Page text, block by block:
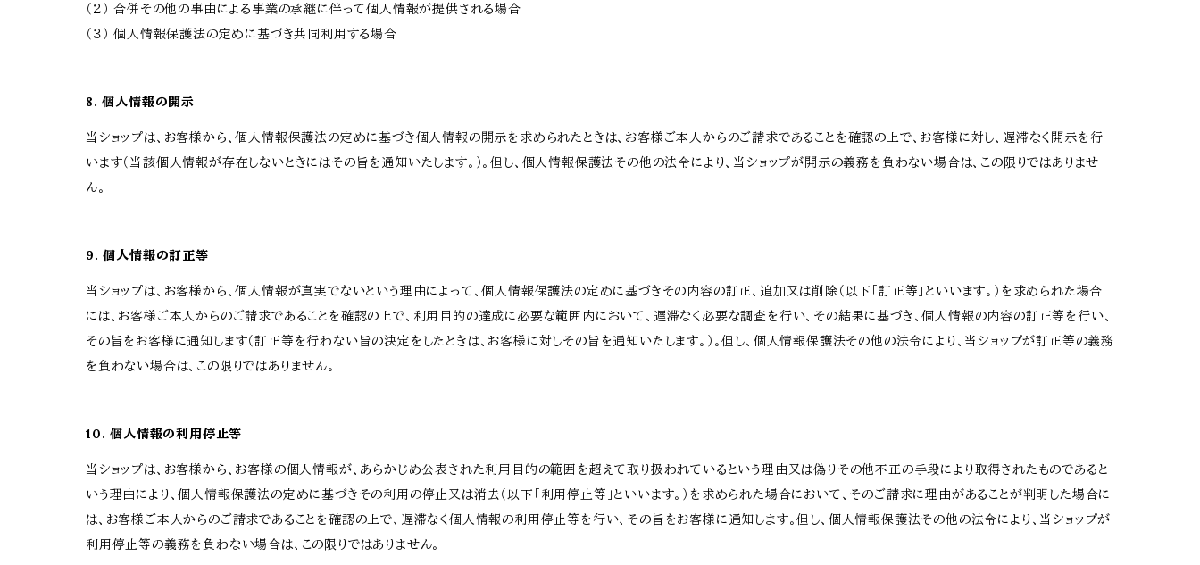
（２） 合併その他の事由による事業の承継に伴って個人情報が提供される場合
（３） 個人情報保護法の定めに基づき共同利用する場合
8. 個人情報の開示
当ショップは、お客様から、個人情報保護法の定めに基づき個人情報の開示を求められたときは、お客様ご本人からのご請求であることを確認の上で、お客様に対し、遅滞なく開示を行
います（当該個人情報が存在しないときにはその旨を通知いたします。）。但し、個人情報保護法その他の法令により、当ショップが開示の義務を負わない場合は、この限りではありませ
ん。
9. 個人情報の訂正等
当ショップは、お客様から、個人情報が真実でないという理由によって、個人情報保護法の定めに基づきその内容の訂正、追加又は削除（以下「訂正等」といいます。）を求められた場合
には、お客様ご本人からのご請求であることを確認の上で、利用目的の達成に必要な範囲内において、遅滞なく必要な調査を行い、その結果に基づき、個人情報の内容の訂正等を行い、
その旨をお客様に通知します（訂正等を行わない旨の決定をしたときは、お客様に対しその旨を通知いたします。）。但し、個人情報保護法その他の法令により、当ショップが訂正等の義務
を負わない場合は、この限りではありません。
10. 個人情報の利用停止等
当ショップは、お客様から、お客様の個人情報が、あらかじめ公表された利用目的の範囲を超えて取り扱われているという理由又は偽りその他不正の手段により取得されたものであると
いう理由により、個人情報保護法の定めに基づきその利用の停止又は消去（以下「利用停止等」といいます。）を求められた場合において、そのご請求に理由があることが判明した場合に
は、お客様ご本人からのご請求であることを確認の上で、遅滞なく個人情報の利用停止等を行い、その旨をお客様に通知します。但し、個人情報保護法その他の法令により、当ショップが
利用停止等の義務を負わない場合は、この限りではありません。